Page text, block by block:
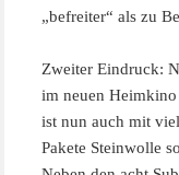
„befreiter“ als zu
Zweiter Eindruck:
im neuen
ist nun auch mit
Pakete Steinwolle